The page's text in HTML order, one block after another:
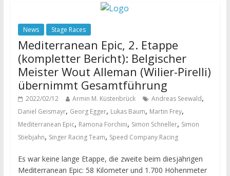
News Stage Races
Mediterranean Epic, 2. Etappe
(kompletter Bericht): Belgischer
Meister Wout Alleman (Wilier-Pirelli)
übernimmt Gesamtführung
2022/02/12 Armin M. Küstenbrück Andreas Seewald,
Daniel Geismayr, Georg Egger, Lukas Baum, Martin Frey,
Mediterranean Epic, Ramona Forchini, Simon Schneller, Simon
Stiebjahn, Singer Racing Team, Speed Company Racing
Es war keine lange Etappe, die zweite beim diesjährigen
Mediterranean Epic: 58 Kilometer und 1.700 Höhenmeter